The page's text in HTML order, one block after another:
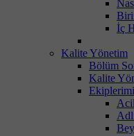
İç
Kalite Yönetim
Bölüm
Kalite